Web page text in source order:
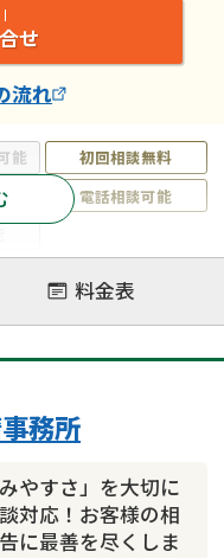
能
初回相談無料
電話相談可能
相続登記
求
相続税申告
せ
流れ
料金表
みやすさ」を大切に
対応！お客様の相
に最善を尽くしま
務所